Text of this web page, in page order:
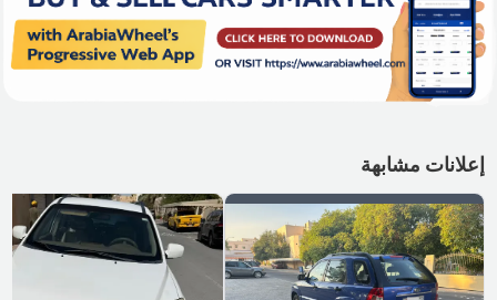
إعلانات مشابهة